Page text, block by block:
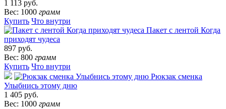
1 113 руб.
Вес: 1000 грамм
Купить Что внутри
Пакет с лентой Когда
приходят чудеса
897 руб.
Вес: 800 грамм
Купить Что внутри
Рюкзак сменка
Улыбнись этому дню
1 405 руб.
Вес: 1000 грамм